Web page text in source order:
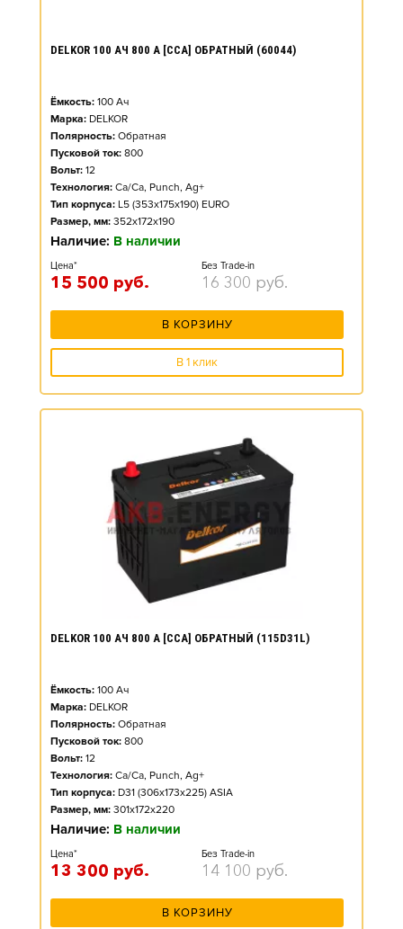
DELKOR 100 АЧ 800 А [CCA] ОБРАТНЫЙ (60044)
Ёмкость: 100 Ач
Марка: DELKOR
Полярность: Обратная
Пусковой ток: 800
Вольт: 12
Технология: Ca/Ca, Punch, Ag+
Тип корпуса: L5 (353x175x190) EURO
Размер, мм: 352x172x190
Наличие: В наличии
Цена*
15 500 руб.
Без Trade-in
16 300 руб.
В КОРЗИНУ
В 1 клик
DELKOR 100 АЧ 800 А [CCA] ОБРАТНЫЙ (115D31L)
Ёмкость: 100 Ач
Марка: DELKOR
Полярность: Обратная
Пусковой ток: 800
Вольт: 12
Технология: Ca/Ca, Punch, Ag+
Тип корпуса: D31 (306x173x225) ASIA
Размер, мм: 301x172x220
Наличие: В наличии
Цена*
13 300 руб.
Без Trade-in
14 100 руб.
В КОРЗИНУ